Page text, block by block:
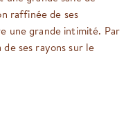
raffinée de ses
une grande intimité. Par
ses rayons sur le